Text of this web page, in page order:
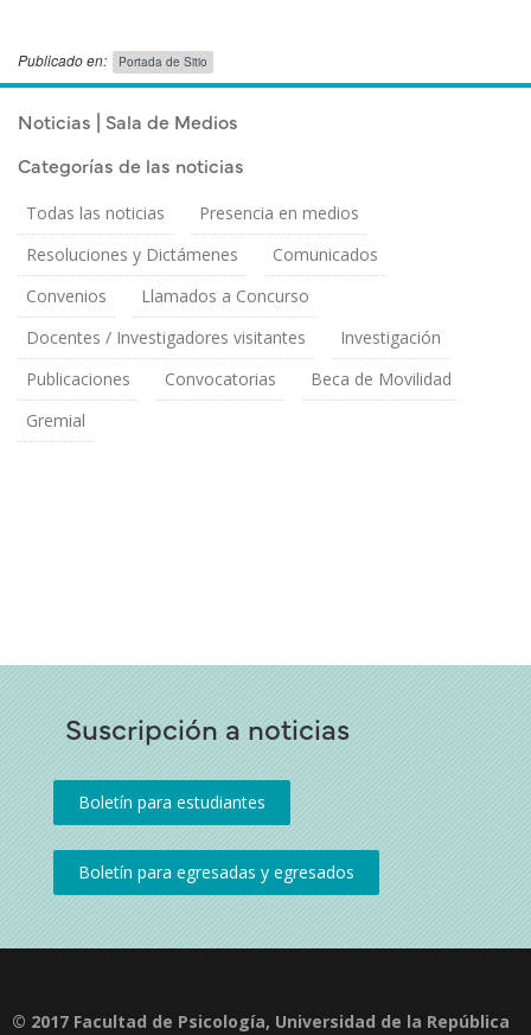
Noticias | Sala de Medios
Categorías de las noticias
Todas las noticias
Presencia en medios
Resoluciones y Dictámenes
Comunicados
Convenios
Llamados a Concurso
Docentes / Investigadores visitantes
Investigación
Publicaciones
Convocatorias
Beca de Movilidad
Gremial
Publicado en: Portada de Sitio
Publicado el Martes 21 Abril, 2026
Suscripción a noticias
© 2017 Facultad de Psicología, Universidad de la República